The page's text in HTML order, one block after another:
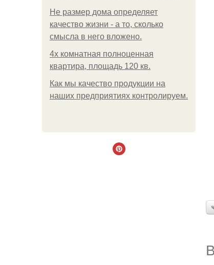
Не размер дома определяет
качество жизни - а то, сколько
смысла в него вложено.
4x комнатная полноценная
квартира, площадь 120 кв.
Как мы качество продукции на
наших предприятиях контролируем.